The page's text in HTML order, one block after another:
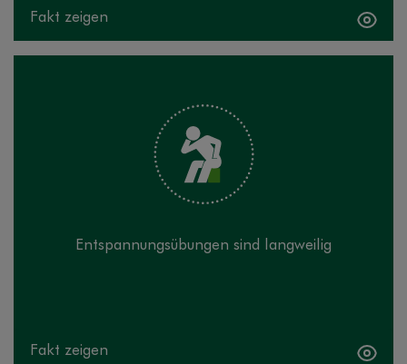
Fakt zeigen Fakt verbergen
Entspannungsübungen sind langweilig
Fakt zeigen
in der Tat ruhig und bewegungsarm. Entscheidend ist
aber, ob Sie sich auf die Übungen einlassen können.
Gelingt es Ihnen, kommt garantiert keine Langeweile
auf.
Fakt verbergen